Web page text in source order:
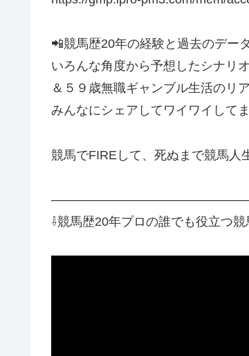
📲競馬歴20年の経験と過去のデー
いろんな角度から予想したシナリオ
＆５９歳無職ギャンブル生活のリ
みんなにシェアしてワイワイして
競馬でFIREして、死ぬまで競馬人
⇩競馬歴20年プロの誰でも役立つ